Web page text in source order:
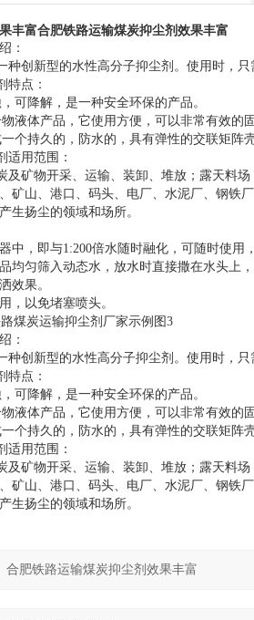
丰富合肥铁路运输煤炭抑尘剂效果丰富
：
创新型的水性高分子抑尘剂。使用时，只
点：
降解，是一种安全环保的产品。
体产品，它使用方便，可以非常有效的
持久的，防水的，具有弹性的交联矩阵
用范围：
矿物开采、运输、装卸、堆放；露天料
矿山、港口、码头、电厂、水泥厂、钢铁
生扬尘的领域和场所。
中，即与1:200倍水随时融化，可随时使用
均匀筛入动态水，放水时直接撒在水头上
效果。
，以免堵塞喷头。
：
创新型的水性高分子抑尘剂。使用时，只
点：
降解，是一种安全环保的产品。
体产品，它使用方便，可以非常有效的
持久的，防水的，具有弹性的交联矩阵
用范围：
矿物开采、运输、装卸、堆放；露天料
矿山、港口、码头、电厂、水泥厂、钢铁
生扬尘的领域和场所。